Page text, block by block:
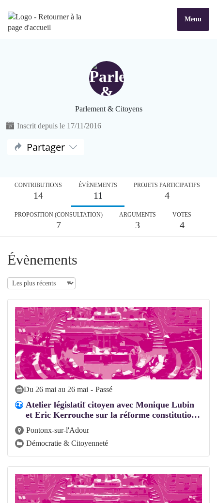
Menu
Parlement & Citoyens
Inscrit depuis le 17/11/2016
Partager
CONTRIBUTIONS
14
ÉVÈNEMENTS
11
PROJETS PARTICIPATIFS
4
PROPOSITION (CONSULTATION)
7
ARGUMENTS
3
VOTES
4
Évènements
Du 26 mai au 26 mai - Passé
Atelier législatif citoyen avec Monique Lubin
et Eric Kerrouche sur la réforme constitutio…
Pontonx-sur-l'Adour
Démocratie & Citoyenneté